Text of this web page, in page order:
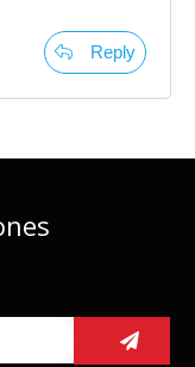
Reply